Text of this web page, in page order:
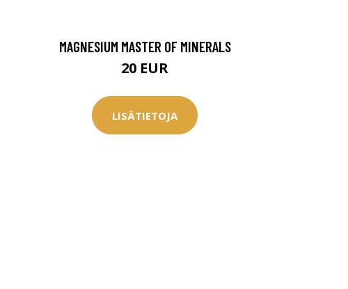
MAGNESIUM MASTER OF MINERALS
20 EUR
LISÄTIETOJA